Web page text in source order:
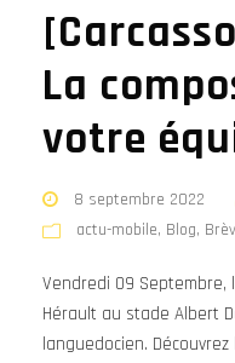
La
votre
8 septembre 2022
actu-mobile, Blog,
Vendredi 09 Septembre,
Hérault au stade Albert
languedocien.